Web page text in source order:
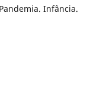
Infância.